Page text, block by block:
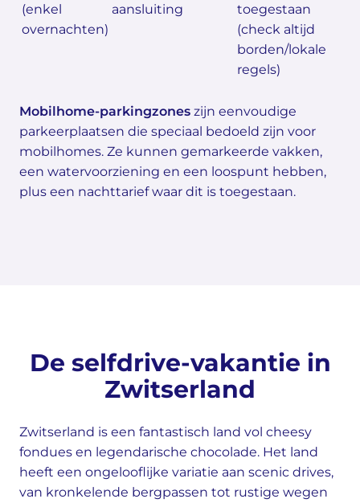
(enkel
overnachten)
aansluiting
toegestaan
(check altijd
borden/lokale
regels)
Mobilhome-parkingzones zijn eenvoudige
parkeerplaatsen die speciaal bedoeld zijn voor
mobilhomes. Ze kunnen gemarkeerde vakken,
een watervoorziening en een loospunt hebben,
plus een nachttarief waar dit is toegestaan.
De selfdrive-vakantie in
Zwitserland
Zwitserland is een fantastisch land vol cheesy
fondues en legendarische chocolade. Het land
heeft een ongelooflijke variatie aan scenic drives,
van kronkelende bergpassen tot rustige wegen